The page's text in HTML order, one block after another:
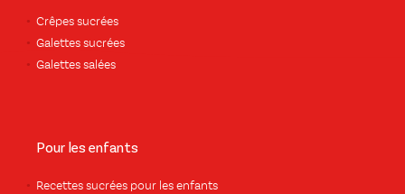
Crêpes sucrées
Galettes sucrées
Galettes salées
Pour les enfants
Recettes sucrées pour les enfants